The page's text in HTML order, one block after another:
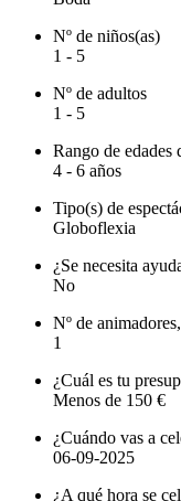
Nº de niños(as)
1 - 5
Nº de adultos
1 - 5
Rango de edades
4 - 6 años
Tipo(s) de
Globoflexia
¿Se necesita
No
Nº de
1
¿Cuál es tu
Menos de 150 €
¿Cuándo vas a
06-09-2025
¿A qué hora se